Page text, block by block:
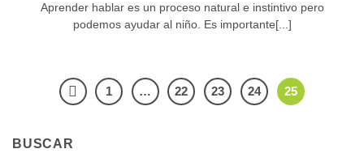
Aprender hablar es un proceso natural e instintivo pero
podemos ayudar al niño. Es importante[...]
1 … 22 23 24 25
BUSCAR